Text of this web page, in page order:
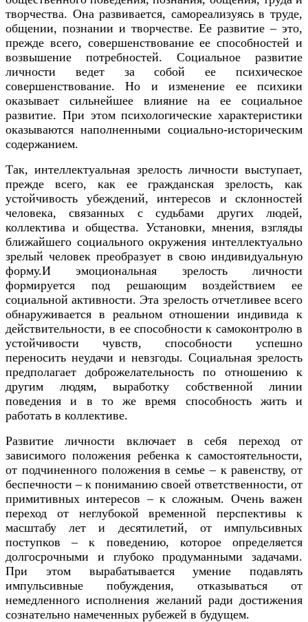
творчества. Она развивается, самореализуясь в труде,
общении, познании и творчестве. Ее развитие – это,
прежде всего, совершенствование ее способностей и
возвышение потребностей. Социальное развитие
личности ведет за собой ее психическое
совершенствование. Но и изменение ее психики
оказывает сильнейшее влияние на ее социальное
развитие. При этом психологические характеристики
оказываются наполненными социально-историческим
содержанием.
Так, интеллектуальная зрелость личности выступает,
прежде всего, как ее гражданская зрелость, как
устойчивость убеждений, интересов и склонностей
человека, связанных с судьбами других людей,
коллектива и общества. Установки, мнения, взгляды
ближайшего социального окружения интеллектуально
зрелый человек преобразует в свою индивидуальную
форму.И эмоциональная зрелость личности
формируется под решающим воздействием ее
социальной активности. Эта зрелость отчетливее всего
обнаруживается в реальном отношении индивида к
действительности, в ее способности к самоконтролю в
устойчивости чувств, способности успешно
переносить неудачи и невзгоды. Социальная зрелость
предполагает доброжелательность по отношению к
другим людям, выработку собственной линии
поведения и в то же время способность жить и
работать в коллективе.
Развитие личности включает в себя переход от
зависимого положения ребенка к самостоятельности,
от подчиненного положения в семье – к равенству, от
беспечности – к пониманию своей ответственности, от
примитивных интересов – к сложным. Очень важен
переход от неглубокой временной перспективы к
масштабу лет и десятилетий, от импульсивных
поступков – к поведению, которое определяется
долгосрочными и глубоко продуманными задачами.
При этом вырабатывается умение подавлять
импульсивные побуждения, отказываться от
немедленного исполнения желаний ради достижения
сознательно намеченных рубежей в будущем.